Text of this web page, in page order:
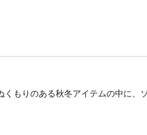
もりのある秋冬アイテムの中に、